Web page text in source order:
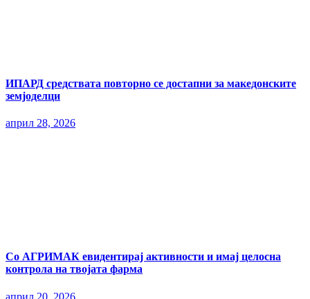
ИПАРД средствата повторно се достапни за македонските
земјоделци
април 28, 2026
Со АГРИМАК евидентирај активности и имај целосна
контрола на твојата фарма
април 20, 2026